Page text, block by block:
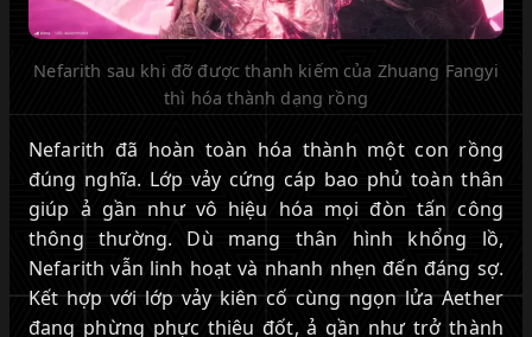
Nefarith sau khi đỡ được thanh kiếm của Zhuang Fangyi
thì hóa thành dạng rồng
Nefarith đã hoàn toàn hóa thành một con rồng
đúng nghĩa. Lớp vảy cứng cáp bao phủ toàn thân
giúp ả gần như vô hiệu hóa mọi đòn tấn công
thông thường. Dù mang thân hình khổng lồ,
Nefarith vẫn linh hoạt và nhanh nhẹn đến đáng sợ.
Kết hợp với lớp vảy kiên cố cùng ngọn lửa Aether
đang phừng phực thiêu đốt, ả gần như trở thành